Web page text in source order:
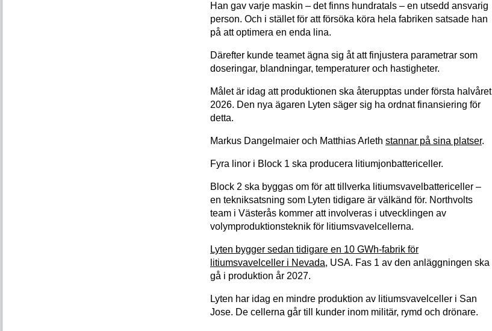
Han gav varje maskin – det finns hundratals – en utsedd ansvarig
person. Och i stället för att försöka köra hela fabriken satsade han
på att optimera en enda lina.
Därefter kunde teamet ägna sig åt att finjustera parametrar som
doseringar, blandningar, temperaturer och hastigheter.
Målet är idag att produktionen ska återupptas under första halvåret
2026. Den nya ägaren Lyten säger sig ha ordnat finansiering för
detta.
Markus Dangelmaier och Matthias Arleth stannar på sina platser.
Fyra linor i Block 1 ska producera litiumjonbattericeller.
Block 2 ska byggas om för att tillverka litiumsvavelbattericeller –
en tekniksatsning som Lyten tidigare är välkänd för. Northvolts
team i Västerås kommer att involveras i utvecklingen av
volymproduktionsteknik för litiumsvavelcellerna.
Lyten bygger sedan tidigare en 10 GWh-fabrik för
litiumsvavelceller i Nevada, USA. Fas 1 av den anläggningen ska
gå i produktion år 2027.
Lyten har idag en mindre produktion av litiumsvavelceller i San
Jose. De cellerna går till kunder inom militär, rymd och drönare.